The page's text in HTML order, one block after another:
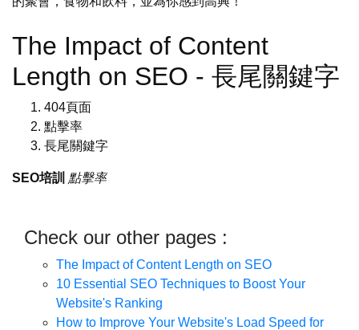
The Impact of Content
Length on SEO - 長尾關鍵字
404頁面
點擊率
長尾關鍵字
SEO培訓 點擊率
Check our other pages :
The Impact of Content Length on SEO
10 Essential SEO Techniques to Boost Your
Website's Ranking
How to Improve Your Website's Load Speed for